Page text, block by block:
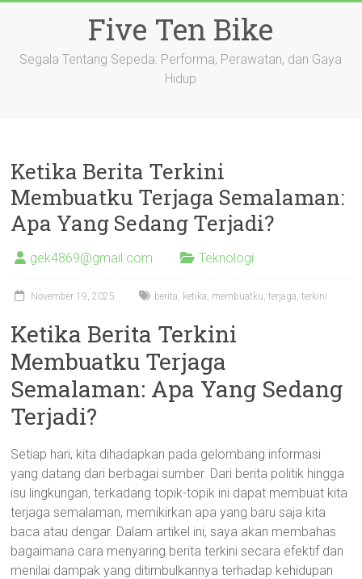
Five Ten Bike
Segala Tentang Sepeda: Performa, Perawatan, dan Gaya
Hidup
Ketika Berita Terkini
Membuatku Terjaga Semalaman:
Apa Yang Sedang Terjadi?
gek4869@gmail.com Teknologi
November 19, 2025 berita, ketika, membuatku,terjaga,terkini
Ketika Berita Terkini
Membuatku Terjaga
Semalaman: Apa Yang Sedang
Terjadi?
Setiap hari, kita dihadapkan pada gelombang informasi
yang datang dari berbagai sumber. Dari berita politik hingga
isu lingkungan, terkadang topik-topik ini dapat membuat kita
terjaga semalaman, memikirkan apa yang baru saja kita
baca atau dengar. Dalam artikel ini, saya akan membahas
bagaimana cara menyaring berita terkini secara efektif dan
menilai dampak yang ditimbulkannya terhadap kehidupan